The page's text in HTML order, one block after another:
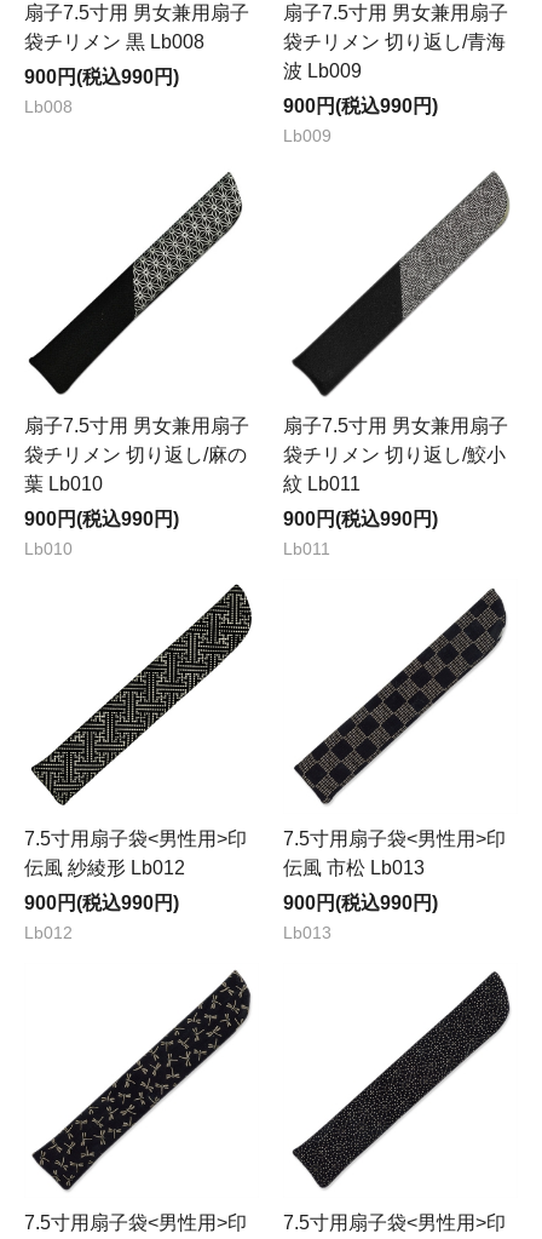
扇子7.5寸用 男女兼用扇子
袋チリメン 黒 Lb008
900円(税込990円)
Lb008
扇子7.5寸用 男女兼用扇子
袋チリメン 切り返し/青海
波 Lb009
900円(税込990円)
Lb009
扇子7.5寸用 男女兼用扇子
袋チリメン 切り返し/麻の
葉 Lb010
900円(税込990円)
Lb010
扇子7.5寸用 男女兼用扇子
袋チリメン 切り返し/鮫小
紋 Lb011
900円(税込990円)
Lb011
7.5寸用扇子袋<男性用>印
伝風 紗綾形 Lb012
900円(税込990円)
Lb012
7.5寸用扇子袋<男性用>印
伝風 市松 Lb013
900円(税込990円)
Lb013
7.5寸用扇子袋<男性用>印
7.5寸用扇子袋<男性用>印